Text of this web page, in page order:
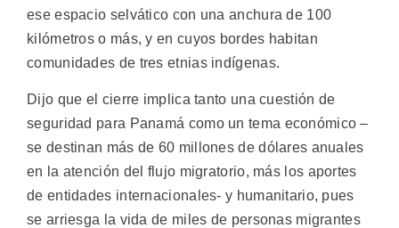
ese espacio selvático con una anchura de 100
kilómetros o más, y en cuyos bordes habitan
comunidades de tres etnias indígenas.
Dijo que el cierre implica tanto una cuestión de
seguridad para Panamá como un tema económico –
se destinan más de 60 millones de dólares anuales
en la atención del flujo migratorio, más los aportes
de entidades internacionales- y humanitario, pues
se arriesga la vida de miles de personas migrantes